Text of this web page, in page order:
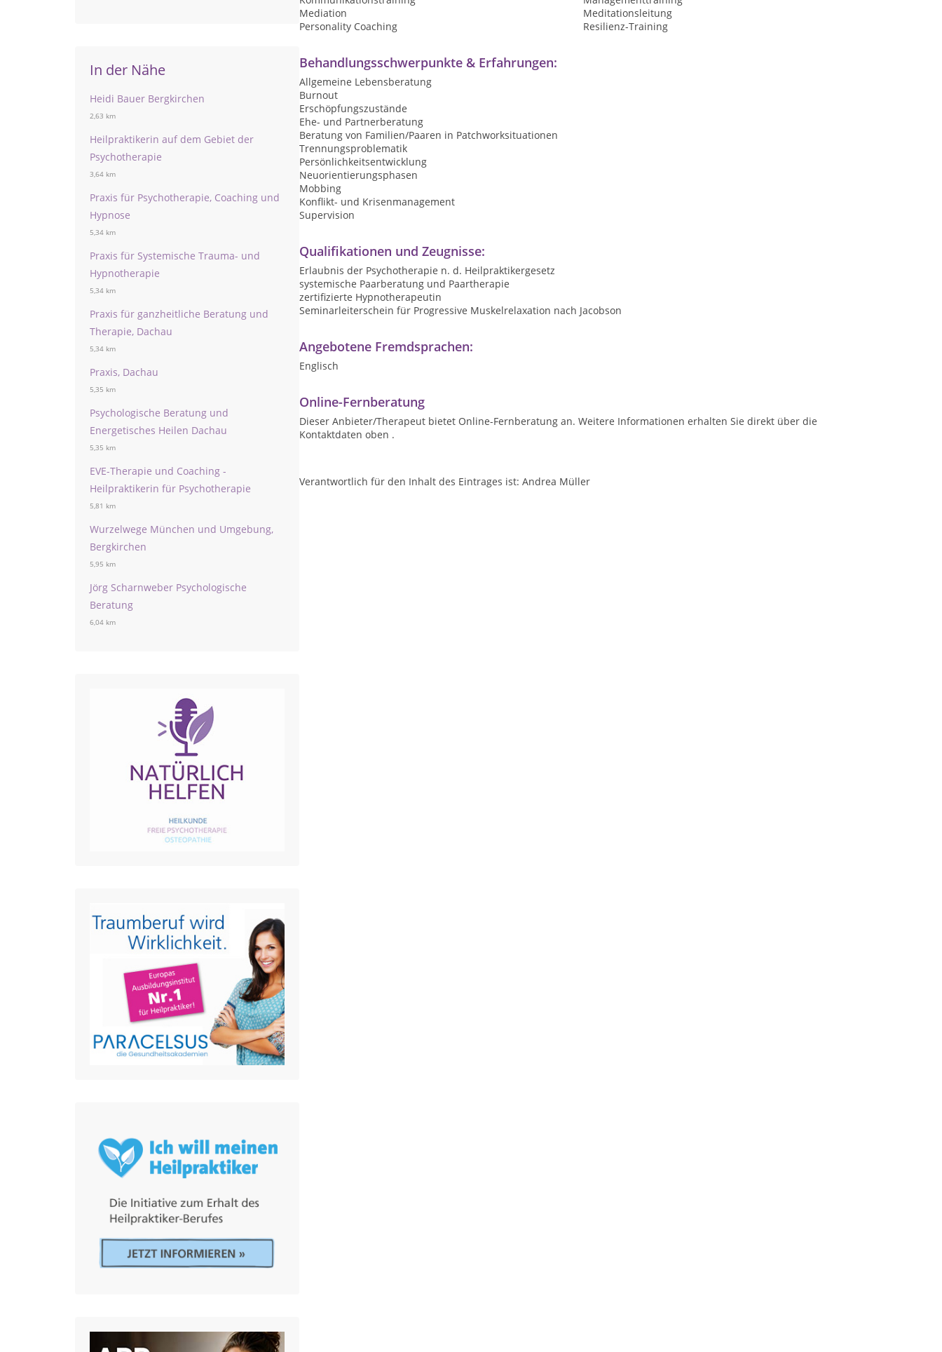
In der Nähe
Heidi Bauer Bergkirchen
2,63 km
Heilpraktikerin auf dem Gebiet der
Psychotherapie
3,64 km
Praxis für Psychotherapie, Coaching und
Hypnose
5,34 km
Praxis für Systemische Trauma- und
Hypnotherapie
5,34 km
Praxis für ganzheitliche Beratung und
Therapie, Dachau
5,34 km
Praxis, Dachau
5,35 km
Psychologische Beratung und
Energetisches Heilen Dachau
5,35 km
EVE-Therapie und Coaching -
Heilpraktikerin für Psychotherapie
5,81 km
Wurzelwege München und Umgebung,
Bergkirchen
5,95 km
Jörg Scharnweber Psychologische
Beratung
6,04 km
Mediation
Meditationsleitung
Personality Coaching
Resilienz-Training
Behandlungsschwerpunkte & Erfahrungen:
Allgemeine Lebensberatung
Burnout
Erschöpfungszustände
Ehe- und Partnerberatung
Beratung von Familien/Paaren in Patchworksituationen
Trennungsproblematik
Persönlichkeitsentwicklung
Neuorientierungsphasen
Mobbing
Konflikt- und Krisenmanagement
Supervision
Qualifikationen und Zeugnisse:
Erlaubnis der Psychotherapie n. d. Heilpraktikergesetz
systemische Paarberatung und Paartherapie
zertifizierte Hypnotherapeutin
Seminarleiterschein für Progressive Muskelrelaxation nach Jacobson
Angebotene Fremdsprachen:
Englisch
Online-Fernberatung
Dieser Anbieter/Therapeut bietet Online-Fernberatung an. Weitere Informationen erhalten Sie direkt über die
Kontaktdaten oben .
Verantwortlich für den Inhalt des Eintrages ist: Andrea Müller